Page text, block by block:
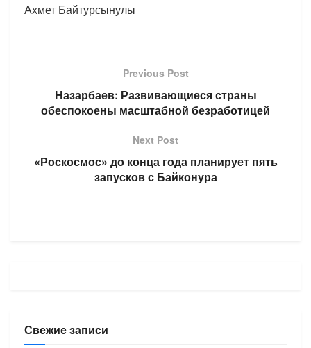
Ахмет Байтурсынулы
Previous Post
Назарбаев: Развивающиеся страны
обеспокоены масштабной безработицей
Next Post
«Роскосмос» до конца года планирует пять
запусков с Байконура
Свежие записи